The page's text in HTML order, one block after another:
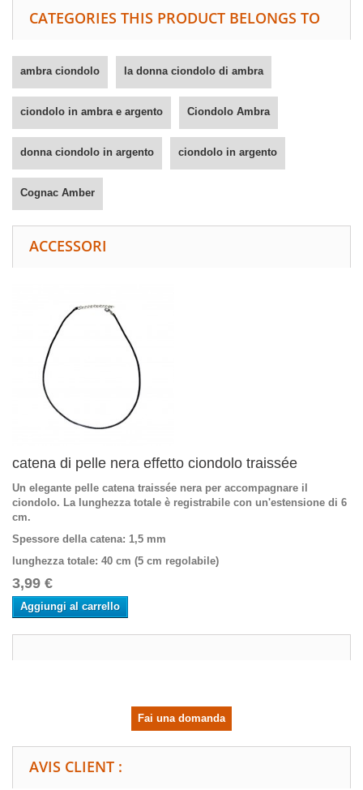
CATEGORIES THIS PRODUCT BELONGS TO
ambra ciondolo la donna ciondolo di ambra
ciondolo in ambra e argento Ciondolo Ambra
donna ciondolo in argento ciondolo in argento
Cognac Amber
ACCESSORI
catena di pelle nera effetto ciondolo traissée
Un elegante pelle catena traissée nera per accompagnare il
ciondolo. La lunghezza totale è registrabile con un'estensione di 6
cm.
Spessore della catena: 1,5 mm
lunghezza totale: 40 cm (5 cm regolabile)
3,99 €
Aggiungi al carrello
Fai una domanda
AVIS CLIENT :